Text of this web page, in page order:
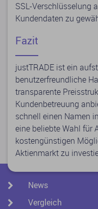
SSL-Verschlüsselung
Kundendaten zu
Fazit
justTRADE ist ein
benutzerfreundliche
transparente
Kundenbetreuung
schnell einen Namen
eine beliebte Wahl für
kostengünstigen
Aktienmarkt zu
News
Vergleich